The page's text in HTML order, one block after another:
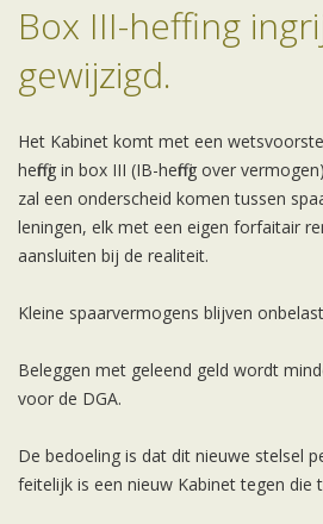
Box III-heffing
gewijzigd.
Het Kabinet komt met een
heffing in box III (IB-heffing over
zal een onderscheid komen tussen
leningen, elk met een eigen forfaitair
aansluiten bij de realiteit.
Kleine spaarvermogens blijven
Beleggen met geleend geld wordt
voor de DGA.
De bedoeling is dat dit nieuwe stelsel
feitelijk is een nieuw Kabinet tegen die